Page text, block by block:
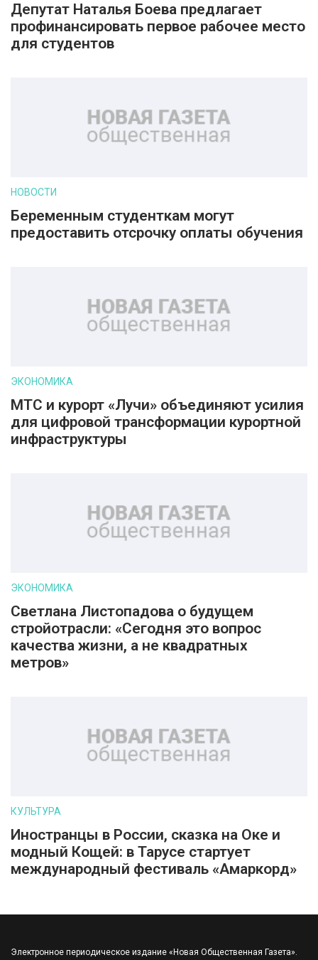
Депутат Наталья Боева предлагает
профинансировать первое рабочее место
для студентов
НОВОСТИ
Беременным студенткам могут
предоставить отсрочку оплаты обучения
ЭКОНОМИКА
МТС и курорт «Лучи» объединяют усилия
для цифровой трансформации курортной
инфраструктуры
ЭКОНОМИКА
Светлана Листопадова о будущем
стройотрасли: «Сегодня это вопрос
качества жизни, а не квадратных
метров»
КУЛЬТУРА
Иностранцы в России, сказка на Оке и
модный Кощей: в Тарусе стартует
международный фестиваль «Амаркорд»
Электронное периодическое издание «Новая Общественная Газета».